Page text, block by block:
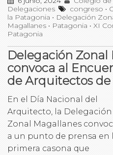
Delegaciones
congreso •
la Patagonia • Delegación
Magallanes • Patagonia • XI
Patagonia
Delegación Zonal
convoca al
de Arquitectos
En el Día Nacional del
Arquitecto, la Delegación
Zonal Magallanes
a un punto de prensa en
primera casona que